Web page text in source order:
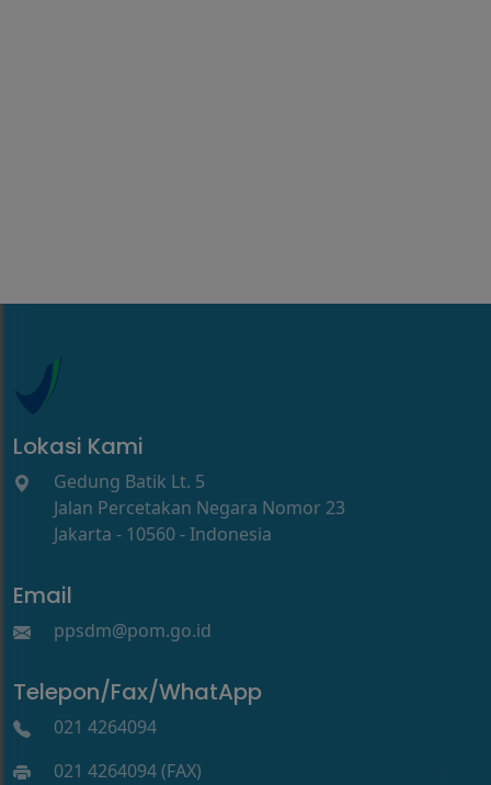
Lokasi Kami
Gedung Batik Lt. 5
Jalan Percetakan Negara Nomor 23
Jakarta - 10560 - Indonesia
Email
ppsdm@pom.go.id
Telepon/Fax/WhatApp
021 4264094
021 4264094 (FAX)